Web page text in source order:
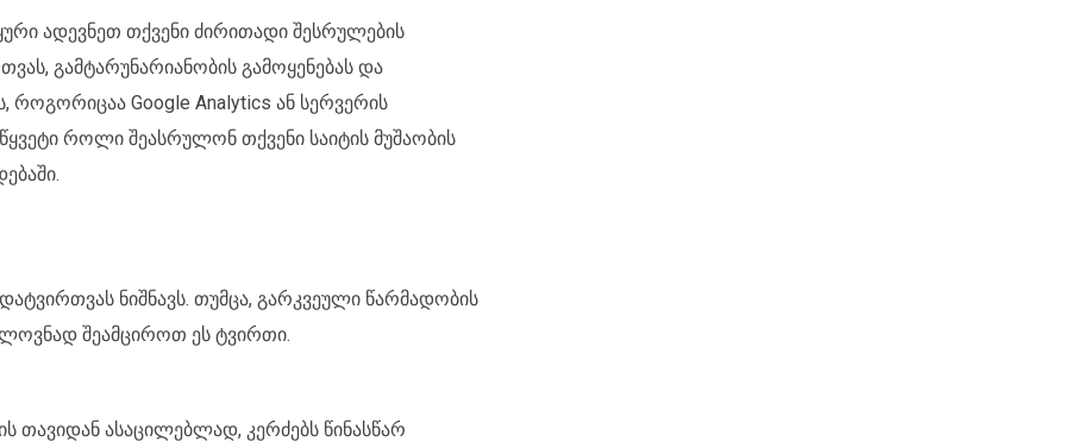
ადევნეთ თქვენი ძირითადი შესრულების
გამტარუნარიანობის გამოყენებას და
როგორიცაა Google Analytics ან სერვერის
როლი შეასრულონ თქვენი საიტის მუშაობის
ნიშნავს. თუმცა, გარკვეული წარმადობის
შეამციროთ ეს ტვირთი.
თავიდან ასაცილებლად, კერძებს წინასწარ